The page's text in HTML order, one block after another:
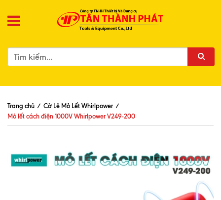
Trang chủ / Cờ Lê Mỏ Lết Whirlpower /
Mỏ lết cách điện 1000V Whirlpower V249-200